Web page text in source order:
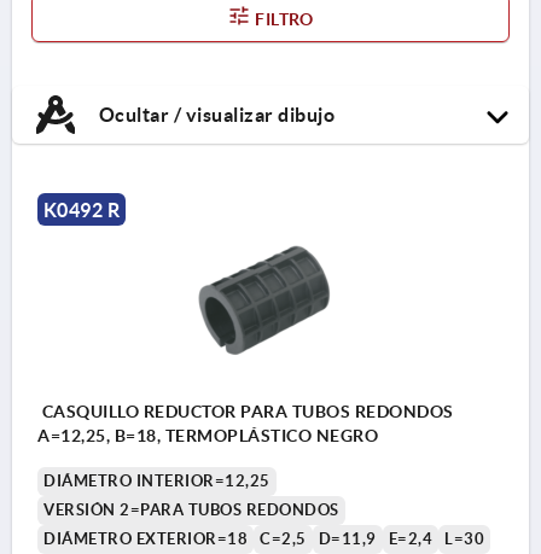
FILTRO
Ocultar / visualizar dibujo
K0492 R
CASQUILLO REDUCTOR PARA TUBOS REDONDOS
A=12,25, B=18, TERMOPLÁSTICO NEGRO
DIÁMETRO INTERIOR=12,25
VERSIÓN 2=PARA TUBOS REDONDOS
DIÁMETRO EXTERIOR=18
C=2,5 D=11,9 E=2,4 L=30